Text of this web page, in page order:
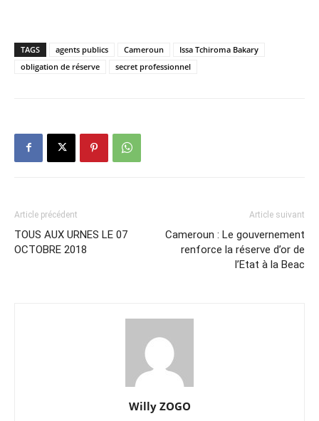
TAGS agents publics Cameroun
Issa Tchiroma Bakary
obligation de réserve
secret professionnel
Article précédent
TOUS AUX URNES LE 07
OCTOBRE 2018
Article suivant
Cameroun : Le gouvernement
renforce la réserve d’or de
l’Etat à la Beac
Willy ZOGO